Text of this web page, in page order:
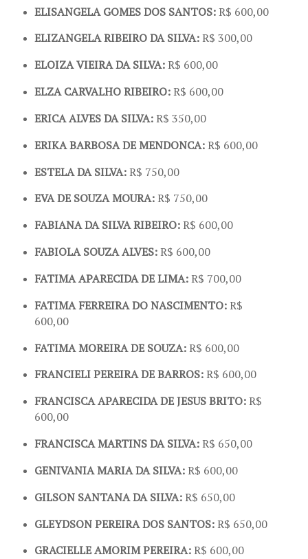
ELISANGELA GOMES DOS SANTOS:R$ 600,00
ELIZANGELA RIBEIRO DA SILVA:R$ 300,00
ELOIZA VIEIRA DA SILVA:R$ 600,00
ELZA CARVALHO RIBEIRO:R$ 600,00
ERICA ALVES DA SILVA:R$ 350,00
ERIKA BARBOSA DE MENDONCA:R$ 600,00
ESTELA DA SILVA:R$ 750,00
EVA DE SOUZA MOURA:R$ 750,00
FABIANA DA SILVA RIBEIRO:R$ 600,00
FABIOLA SOUZA ALVES:R$ 600,00
FATIMA APARECIDA DE LIMA:R$ 700,00
FATIMA FERREIRA DO NASCIMENTO:R$
600,00
FATIMA MOREIRA DE SOUZA:R$ 600,00
FRANCIELI PEREIRA DE BARROS:R$ 600,00
FRANCISCA APARECIDA DE JESUS BRITO:R$
600,00
FRANCISCA MARTINS DA SILVA:R$ 650,00
GENIVANIA MARIA DA SILVA:R$ 600,00
GILSON SANTANA DA SILVA:R$ 650,00
GLEYDSON PEREIRA DOS SANTOS:R$ 650,00
GRACIELLE AMORIM PEREIRA:R$ 600,00